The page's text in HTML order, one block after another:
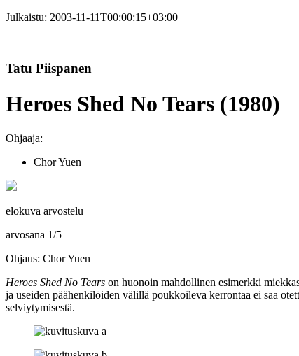
Julkaistu: 2003-11-11T00:00:15+03:00
Tatu Piispanen
Heroes Shed No Tears (1980)
Ohjaaja:
Chor Yuen
elokuva arvostelu
arvosana 1/5
Ohjaus: Chor Yuen
Heroes Shed No Tears on huonoin mahdollinen esimerkki
ja useiden päähenkilöiden välillä poukkoileva kerrontaa ei saa
selviytymisestä.